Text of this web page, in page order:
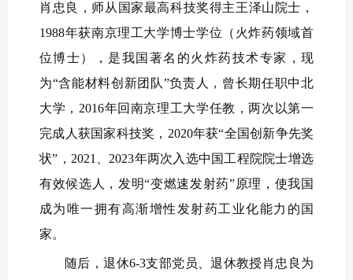
肖忠良，师从国家最高科技奖得主王泽山院士，
1988年获南京理工大学博士学位（火炸药领域首
位博士），是我国著名的火炸药技术专家，现
为“含能材料创新团队”负责人，曾长期任职中北
大学，2016年回南京理工大学任教，两次以第一
完成人获国家科技奖，2020年获“全国创新争先奖
状”，2021、2023年两次入选中国工程院院士增选
有效候选人，发明“变燃速发射药”原理，使我国
成为唯一拥有高渐增性发射药工业化能力的国
家。
随后，退休6-3支部党员、退休教授肖忠良为